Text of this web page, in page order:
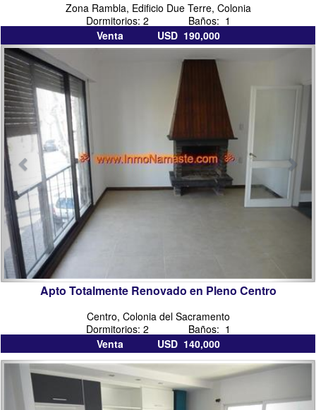
Zona Rambla, Edificio Due Terre, Colonia
Dormitorios: 2 Baños: 1
Venta USD 190,000
inmobiliarias
en
colonia
del
sacramento
Apto Totalmente Renovado en Pleno Centro
Centro, Colonia del Sacramento
Dormitorios: 2 Baños: 1
Venta USD 140,000
inmobiliarias
en